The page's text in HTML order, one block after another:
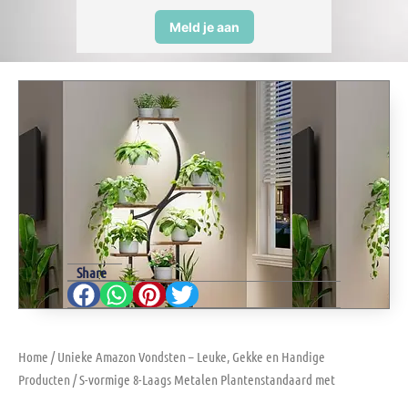
Meld je aan
Home /Unieke Amazon Vondsten – Leuke, Gekke en Handige
Producten / S-vormige 8-Laags Metalen Plantenstandaard met
Share